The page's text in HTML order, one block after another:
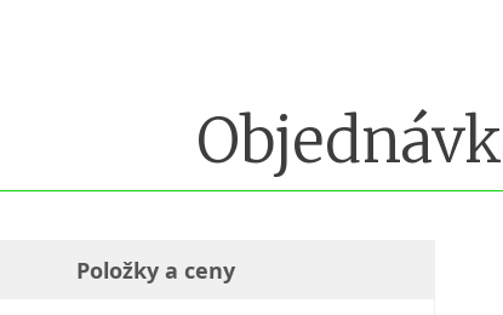
Položky a ceny